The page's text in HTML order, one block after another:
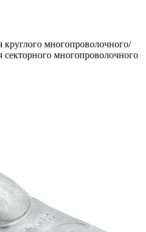
круглого многопроволочного/
секторного многопроволочного